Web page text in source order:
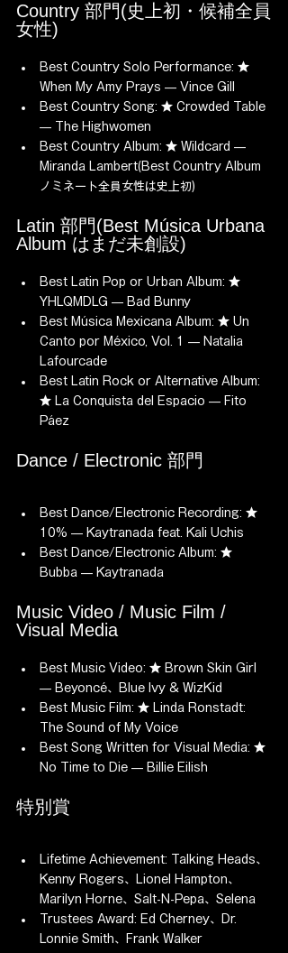
Country 部門(史上初・候補全員
女性)
Best Country Solo Performance: ★
When My Amy Prays — Vince Gill
Best Country Song: ★ Crowded Table
— The Highwomen
Best Country Album: ★ Wildcard —
Miranda Lambert(Best Country Album
ノミネート全員女性は史上初)
Latin 部門(Best Música Urbana
Album はまだ未創設)
Best Latin Pop or Urban Album: ★
YHLQMDLG — Bad Bunny
Best Música Mexicana Album: ★ Un
Canto por México, Vol. 1 — Natalia
Lafourcade
Best Latin Rock or Alternative Album:
★ La Conquista del Espacio — Fito
Páez
Dance / Electronic 部門
Best Dance/Electronic Recording: ★
10% — Kaytranada feat. Kali Uchis
Best Dance/Electronic Album: ★
Bubba — Kaytranada
Music Video / Music Film /
Visual Media
Best Music Video: ★ Brown Skin Girl
— Beyoncé、Blue Ivy & WizKid
Best Music Film: ★ Linda Ronstadt:
The Sound of My Voice
Best Song Written for Visual Media: ★
No Time to Die — Billie Eilish
特別賞
Lifetime Achievement: Talking Heads、
Kenny Rogers、Lionel Hampton、
Marilyn Horne、Salt-N-Pepa、Selena
Trustees Award: Ed Cherney、Dr.
Lonnie Smith、Frank Walker